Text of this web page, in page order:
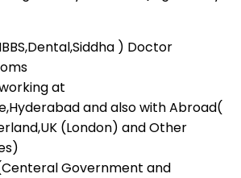
) Doctor
at
and also with Abroad(
(London) and Other
Government and